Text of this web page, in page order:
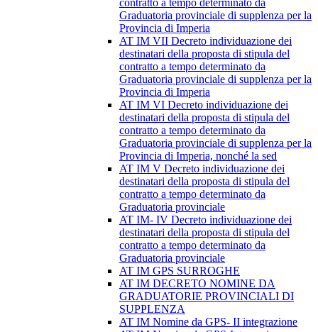
contratto a tempo determinato da
Graduatoria provinciale di supplenza per la
Provincia di Imperia
AT IM VII Decreto individuazione dei
destinatari della proposta di stipula del
contratto a tempo determinato da
Graduatoria provinciale di supplenza per la
Provincia di Imperia
AT IM VI Decreto individuazione dei
destinatari della proposta di stipula del
contratto a tempo determinato da
Graduatoria provinciale di supplenza per la
Provincia di Imperia, nonché la sed
AT IM V Decreto individuazione dei
destinatari della proposta di stipula del
contratto a tempo determinato da
Graduatoria provinciale
AT IM- IV Decreto individuazione dei
destinatari della proposta di stipula del
contratto a tempo determinato da
Graduatoria provinciale
AT IM GPS SURROGHE
AT IM DECRETO NOMINE DA
GRADUATORIE PROVINCIALI DI
SUPPLENZA
AT IM Nomine da GPS- II integrazione